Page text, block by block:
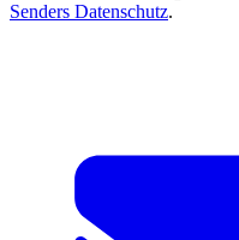
Senders Datenschutz.